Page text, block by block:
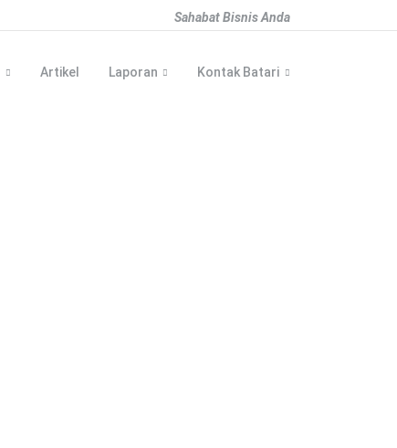
Sahabat Bisnis Anda
Artikel Laporan Kontak Batari